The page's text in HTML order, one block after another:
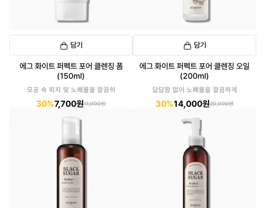
담기
에그 화이트 퍼펙트 포어 클렌징 폼
(150ml)
모공 속 피지 및 노폐물을 말끔히
30%7,700원11,000원
담기
에그 화이트 퍼펙트 포어 클렌징 오일
(200ml)
답답함 없이 노폐물을 깔끔하게
30%14,000원20,000원